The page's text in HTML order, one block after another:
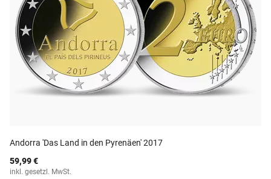
Andorra 'Das Land in den Pyrenäen' 2017
59,99 €
inkl. gesetzl. MwSt.